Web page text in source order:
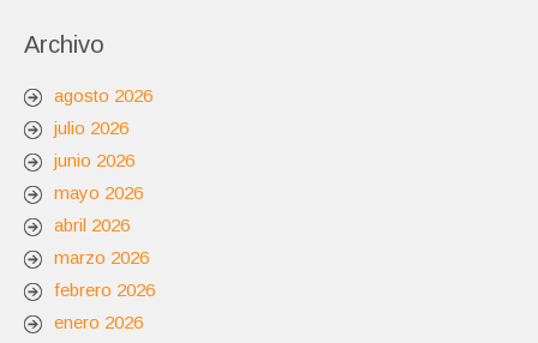
Archivo
agosto 2026
julio 2026
junio 2026
mayo 2026
abril 2026
marzo 2026
febrero 2026
enero 2026